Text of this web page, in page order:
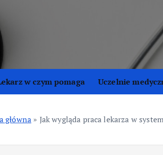
w czym pomaga Uczelnie
główna » Jak wygląda praca lekarza w